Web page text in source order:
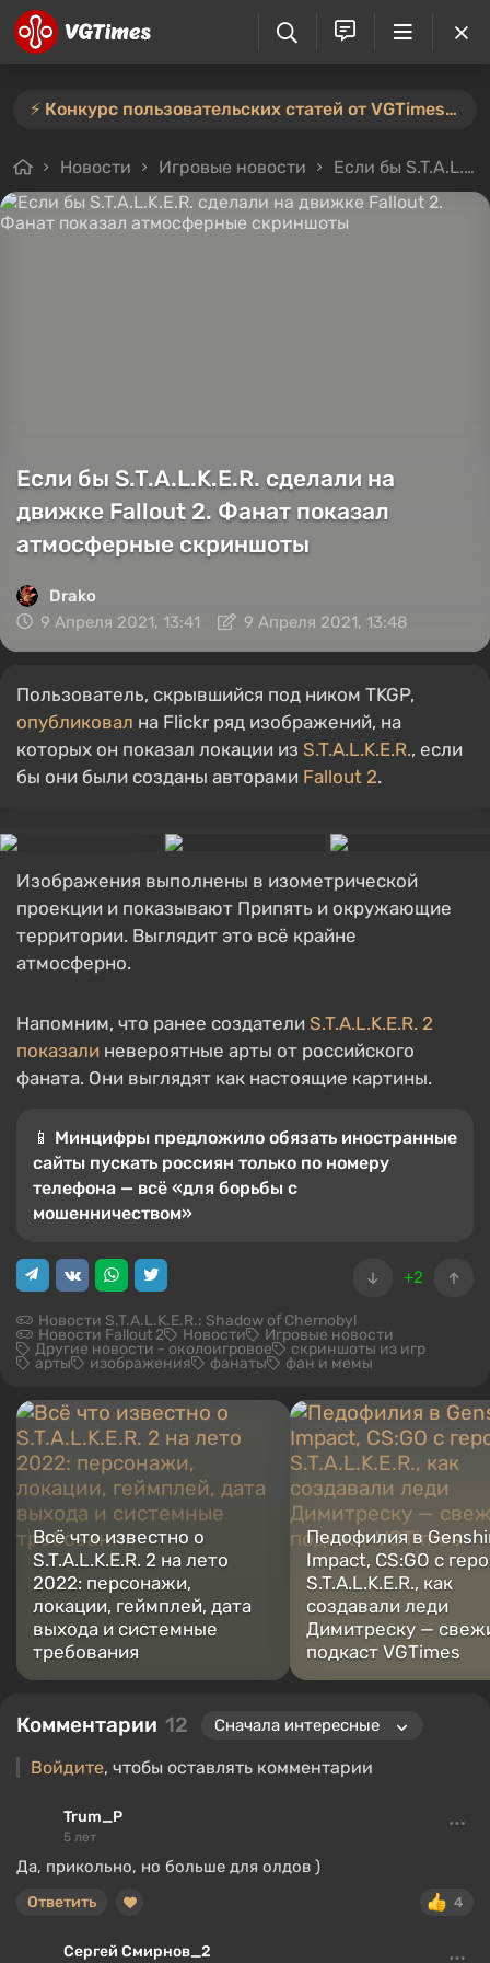
⚡️ Конкурс пользовательских статей от VGTimes продлён — участвуйте тут ⚡️
Новости Игровые новости Если бы S.T.A.L.K.E.R. сделали на движке Fallout 2. Фанат показал атмосферные скриншоты
Если бы S.T.A.L.K.E.R. сделали на
движке Fallout 2. Фанат показал
атмосферные скриншоты
Drako
9 Апреля 2021, 13:41
9 Апреля 2021, 13:48
Пользователь, скрывшийся под ником TKGP,
опубликовал на Flickr ряд изображений, на
которых он показал локации из S.T.A.L.K.E.R., если
бы они были созданы авторами Fallout 2.
Изображения выполнены в изометрической
проекции и показывают Припять и окружающие
территории. Выглядит это всё крайне
атмосферно.
Напомним, что ранее создатели S.T.A.L.K.E.R. 2
показали невероятные арты от российского
фаната. Они выглядят как настоящие картины.
📱 Минцифры предложило обязать иностранные
сайты пускать россиян только по номеру
телефона — всё «для борьбы с
мошенничеством»
+2
Новости S.T.A.L.K.E.R.: Shadow of Chernobyl
Новости Fallout 2 Новости Игровые новости
Другие новости - околоигровое скриншоты из игр
арты изображения фанаты фан и мемы
Всё что известно о
S.T.A.L.K.E.R. 2 на лето
2022: персонажи,
локации, геймплей, дата
выхода и системные
требования
Педофилия в
Impact, CS:GO с
S.T.A.L.K.E.R., как
создавали леди
Димитреску —
подкаст VGTimes
Комментарии 12
Войдите, чтобы оставлять комментарии
Trum_P
5 лет
Да, прикольно, но больше для олдов )
4
Ответить
Сергей Смирнов_2